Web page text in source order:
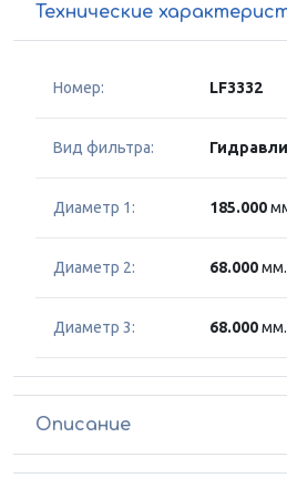
Технические
Номер: LF3332
Вид фильтра:
Диаметр 1: 185.000
Диаметр 2: 68.000мм.
Диаметр 3: 68.000мм.
Описание